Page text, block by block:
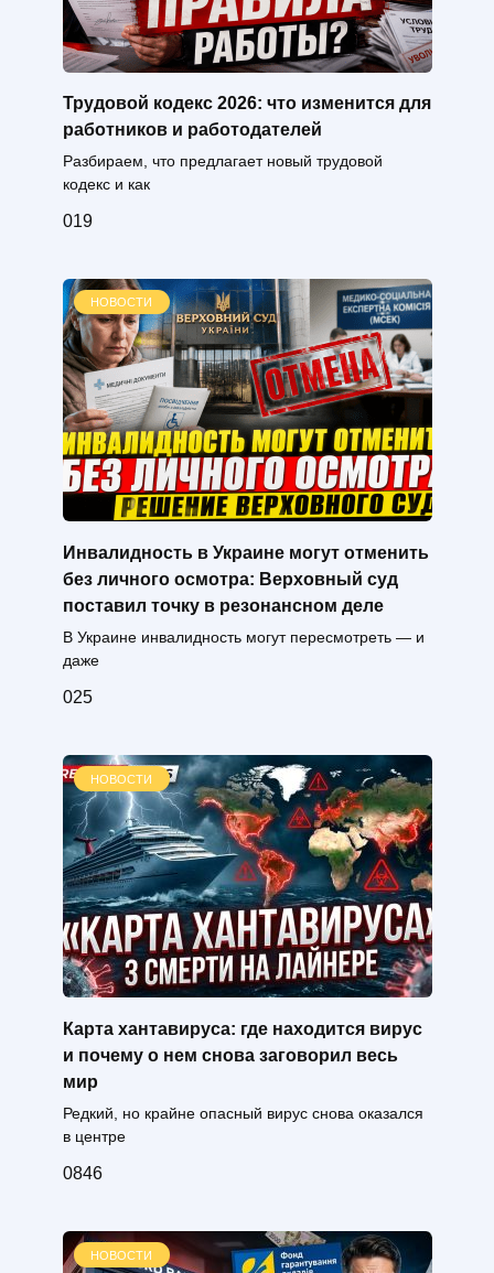
Трудовой кодекс 2026: что изменится для
работников и работодателей
Разбираем, что предлагает новый трудовой
кодекс и как
019
НОВОСТИ
Инвалидность в Украине могут отменить
без личного осмотра: Верховный суд
поставил точку в резонансном деле
В Украине инвалидность могут пересмотреть — и
даже
025
НОВОСТИ
Карта хантавируса: где находится вирус
и почему о нем снова заговорил весь
мир
Редкий, но крайне опасный вирус снова оказался
в центре
0846
НОВОСТИ